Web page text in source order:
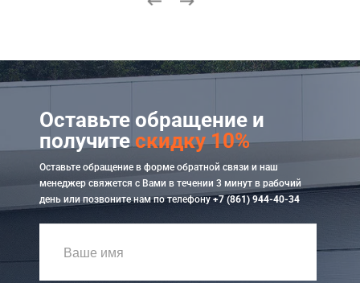
Оставьте обращение и
получитескидку 10%
Оставьте обращение в форме обратной связи и наш
менеджер свяжется с Вами в течении 3 минут в рабочий
день или позвоните нам по телефону+7 (861) 944-40-34